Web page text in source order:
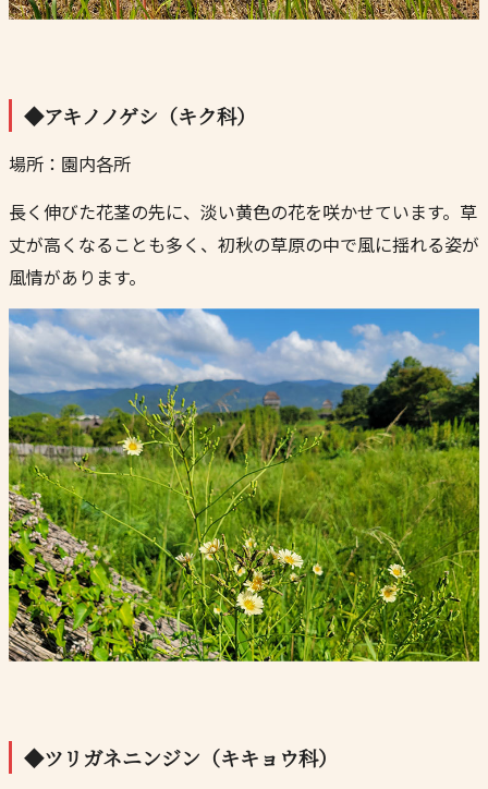
◆アキノノゲシ（キク科）
場所：園内各所
長く伸びた花茎の先に、淡い黄色の花を咲かせています。草
丈が高くなることも多く、初秋の草原の中で風に揺れる姿が
風情があります。
◆ツリガネニンジン（キキョウ科）